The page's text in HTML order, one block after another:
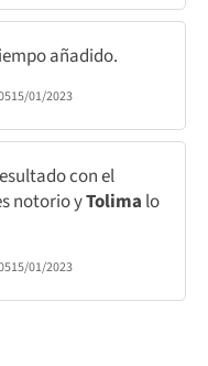
añadido.
15/01/2023
con el
notorio yTolima lo
15/01/2023